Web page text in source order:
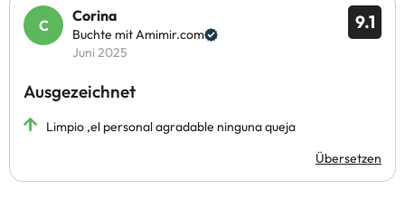
9.1
Corina
Buchte mit Amimir.com
Juni 2025
Ausgezeichnet
Limpio ,el personal agradable ninguna queja
Übersetzen